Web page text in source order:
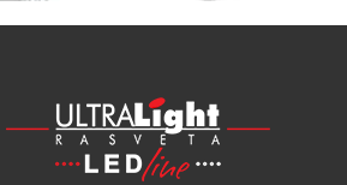
LED
PROFILI
TRIMLESS